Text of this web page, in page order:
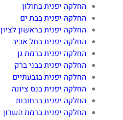
החלקה יפנית בחולון
החלקה יפנית בבת ים
החלקה יפנית בראשון לציון
החלקה יפנית בתל אביב
החלקה יפנית ברמת גן
החלקה יפנית בבני ברק
החלקה יפנית בגבעתיים
החלקה יפנית בנס ציונה
החלקה יפנית ברחובות
החלקה יפנית ברמת השרון